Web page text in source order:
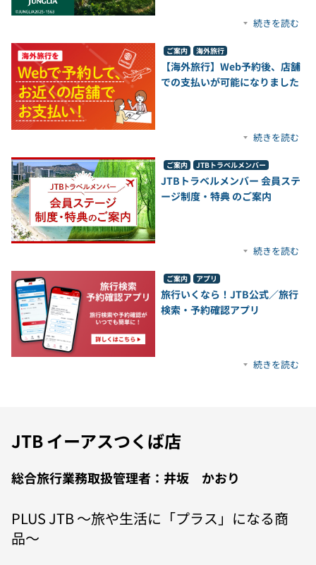
続きを読む
ご案内 海外旅行
【海外旅行】Web予約後、店舗
での支払いが可能になりました
続きを読む
ご案内 JTBトラベルメンバー
JTBトラベルメンバー 会員ステ
ージ制度・特典 のご案内
続きを読む
ご案内 アプリ
旅行いくなら！JTB公式／旅行
検索・予約確認アプリ
続きを読む
JTB イーアスつくば店
総合旅行業務取扱管理者：井坂 かおり
PLUS JTB 〜旅や生活に「プラス」になる商
品〜